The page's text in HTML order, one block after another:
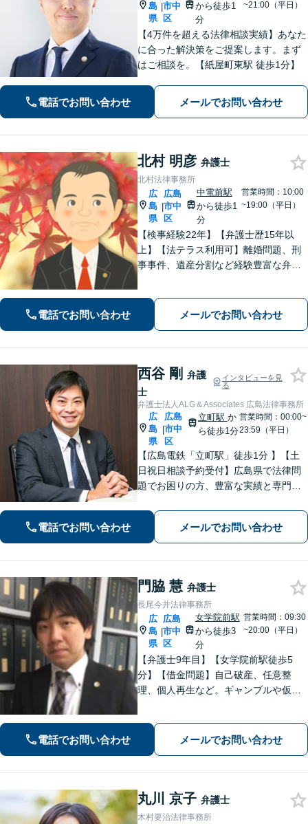
島
県
|市中
区
から徒歩1
分
~21:00（平日）
【4万件を超える法律相談実績】あなた
に合った解決策をご提案します。まず
はご相談を。【紙屋町東駅 徒歩1分】
電話でお問い合わせ メールでお問い合わせ
北村 明彦 弁護士
北村法律事務所
広
島
県
|
広島
市中
区
中電前駅
から徒歩1
分
営業時間：10:00
~19:00（平日）
【検事経験22年】【弁護士歴15年以
上】【法テラス利用可】離婚問題、刑
事事件、遺産分割など経験豊富な弁護
手方と粘り強く交渉します。【子連れ
相談可】【中電前電停から徒歩1分】
電話でお問い合わせ メールでお問い合わせ
西谷 剛 弁護
士
インタビューを見
る
弁護士法人ALG＆Associates 広島法律事務所
広
島
県
|
広島
市中
区
立町駅 か
ら徒歩1分
営業時間：00:00~
23:59（平日）
【広島電鉄「立町駅」徒歩1分 】【土
日祝日相談予約受付】広島県で法律問
題でお困りの方、豊富な実績と専門性
電話でお問い合わせ メールでお問い合わせ
門脇 慧 弁護士
長尾今井法律事務所
広
島
県
|
広島
市中
区
女学院前駅
から徒歩3
分
営業時間：09:30
~20:00（平日）
【弁護士9年目】【女学院前駅徒歩5
分】【借金問題】自己破産、任意整
理、個人再生など。ギャンブルや仮想
などご相談ください【夜間土日祝相談
可】【初回相談無料】【Zoom面談可】
電話でお問い合わせ メールでお問い合わせ
丸川 京子 弁護士
木村要治法律事務所